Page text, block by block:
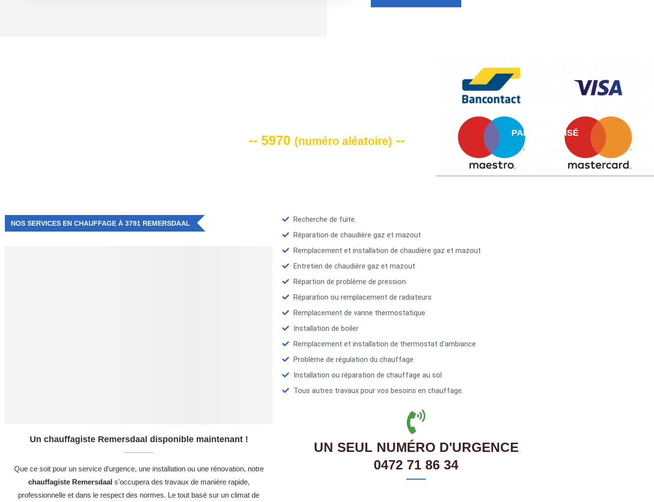
-- 5970 (numéro aléatoire) --
PAIEMENT AISÉ
NOS SERVICES EN CHAUFFAGE À 3791 REMERSDAAL
Un chauffagiste Remersdaal disponible maintenant !
Que ce soit pour un service d'urgence, une installation ou une rénovation, notre
chauffagiste Remersdaal s'occupera des travaux de manière rapide,
professionnelle et dans le respect des normes. Le tout basé sur un climat de
Recherche de fuite.
Réparation de chaudière gaz et mazout
Remplacement et installation de chaudière gaz et mazout
Entretien de chaudière gaz et mazout
Répartion de problème de pression
Réparation ou remplacement de radiateurs
Remplacement de vanne thermostatique
Installation de boiler
Remplacement et installation de thermostat d'ambiance
Problème de régulation du chauffage
Installation ou réparation de chauffage au sol
Tous autres travaux pour vos besoins en chauffage.
UN SEUL NUMÉRO D'URGENCE
0472 71 86 34